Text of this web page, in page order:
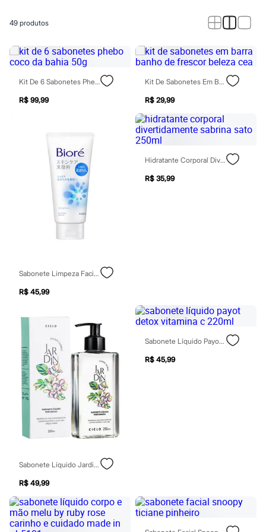
Jeans
Saias
Shorts e Bermudas
Vestidos
Acessórios
Bolsas
Bonés e Chapéus
Calçados
Rasteirinhas
Sapatilhas
Sawary
Yessica
Moda esportiva
Calçados
Leggings
Shorts e Bermudas
Tops
Moda íntima
Calcinhas
Cintas e Modeladores
Meias
Pijamas
Sutiãs e Tops
Moda praia
Biquínis
Saídas de praia
Personagens
Plus size
Blusas e Camisetas
Calças
Casacos e Jaquetas
Jeans
49 produtos
Kit De 6 Sabonetes Phebo Coco Da Bahia 50g
R$ 99,99
Kit De Sabonetes Em Barra Banho De Frescor Beleza Cea
R$ 29,99
Sabonete Limpeza Facial Bioré 130g
R$ 45,99
Hidratante Corporal Divertidamente Sabrina Sato 250ml
R$ 35,99
Sabonete Líquido Jardin Jasmim Sambac 250ml
R$ 49,99
Sabonete Líquido Payot Detox Vitamina C 220ml
R$ 45,99